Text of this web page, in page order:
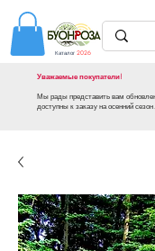
Уважаемые покупатели!
Мы рады представить вам
доступны к заказу на осенний сезон.
Каталог 2026